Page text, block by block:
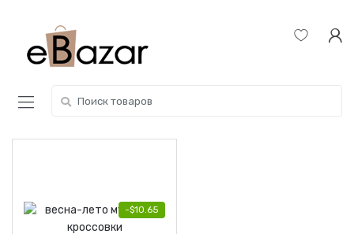
navigation
content
for:
-$10.65